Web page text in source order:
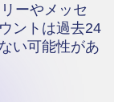
ーやメッセ
ントは過去24
い可能性があ